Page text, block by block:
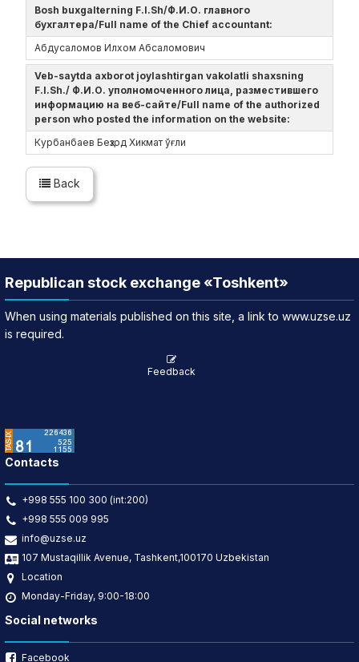
Bosh buxgalterning F.I.Sh/Ф.И.О. главного
бухгалтера/Full name of the Chief accountant:
Абдусаломов Илхом Абсаломович
Veb-saytda axborot joylashtirgan vakolatli shaxsning
F.I.Sh./ Ф.И.О. уполномоченного лица, разместившего
информацию на веб-сайте/Full name of the authorized
person who posted the information on the website:
Курбанбаев Беҳзод Хикмат ўғли
Back
Republican stock exchange «Toshkent»
When using materials published on this site, a link to www.uzse.uz
is required.
Feedback
Contacts
+998 555 100 300 (int:200)
+998 555 009 995
info@uzse.uz
107 Mustaqillik Avenue, Tashkent,100170 Uzbekistan
Location
Monday-Friday, 9:00-18:00
Social networks
Facebook